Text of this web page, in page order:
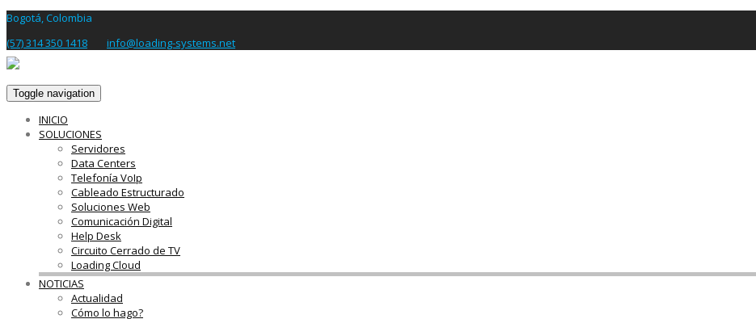
Bogotá, Colombia
(57) 314 350 1418
info@loading-systems.net
Toggle navigation
INICIO
SOLUCIONES
Servidores
Data Centers
Telefonía VoIp
Cableado Estructurado
Soluciones Web
Comunicación Digital
Help Desk
Circuito Cerrado de TV
Loading Cloud
NOTICIAS
Actualidad
Cómo lo hago?